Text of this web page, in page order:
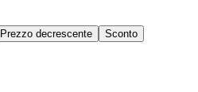
Prezzo decrescente Sconto